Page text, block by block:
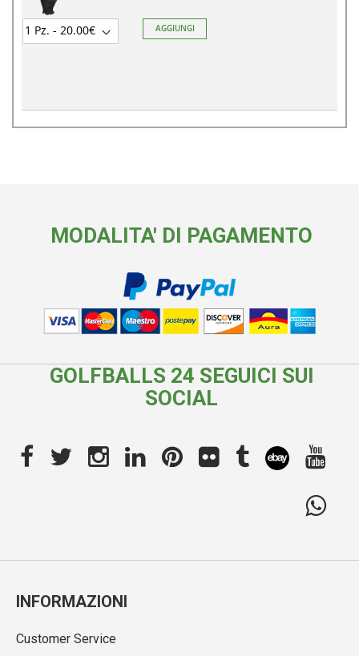
AGGIUNGI
MODALITA' DI PAGAMENTO
GOLFBALLS 24 SEGUICI SUI
SOCIAL
INFORMAZIONI
Customer Service